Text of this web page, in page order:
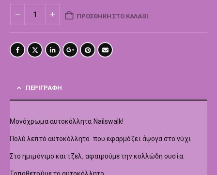
ΠΡΟΣΘΉΚΗ ΣΤΟ ΚΑΛΆΘΙ
ΠΕΡΙΓΡΑΦΉ
Μονόχρωμα αυτοκόλλητα Nailswalk!
Πολύ λεπτό αυτοκόλλητο που εφαρμόζει άψογα στο νύχι.
Στο ημιμόνιμο και τζελ, αφαιρούμε την κολλώδη ουσία.